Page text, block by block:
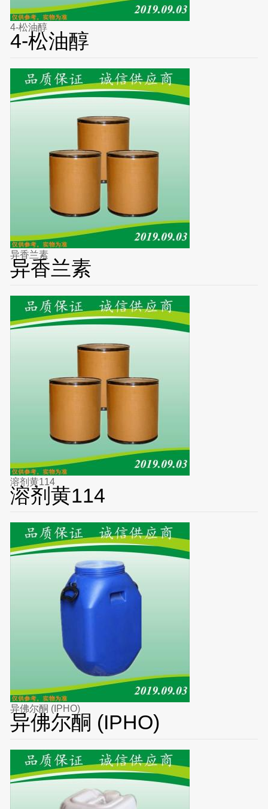
4-松油醇
4-松油醇
异香兰素
异香兰素
溶剂黄114
溶剂黄114
异佛尔酮 (IPHO)
异佛尔酮 (IPHO)